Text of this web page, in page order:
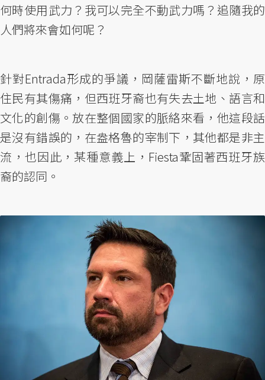
何時使用武力？我可以完全不動武力嗎？追隨我的
人們將來會如何呢？
針對Entrada形成的爭議，岡薩雷斯不斷地說，原
住民有其傷痛，但西班牙裔也有失去土地、語言和
文化的創傷。放在整個國家的脈絡來看，他這段話
是沒有錯誤的，在盎格魯的宰制下，其他都是非主
流，也因此，某種意義上，Fiesta鞏固著西班牙族
裔的認同。